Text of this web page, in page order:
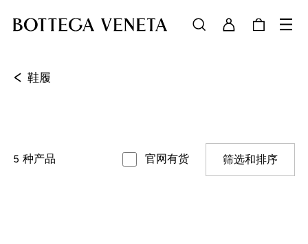
< 鞋履
5 种产品 官网有货 筛选和排序